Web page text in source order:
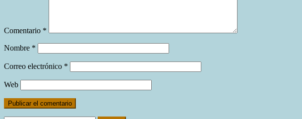
Comentario *
Nombre *
Correo electrónico *
Web